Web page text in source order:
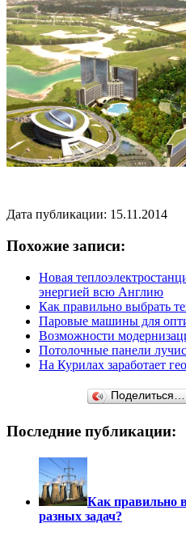
Дата публикации: 15.11.2014
Похожие записи:
Новая
энергией всю Англию
Как правильно выбрать
Паровые машины для
Возможности
Потолочные панели
На Курилах заработает
Поделиться…
Последние публикации:
Как правильно
разных задач?